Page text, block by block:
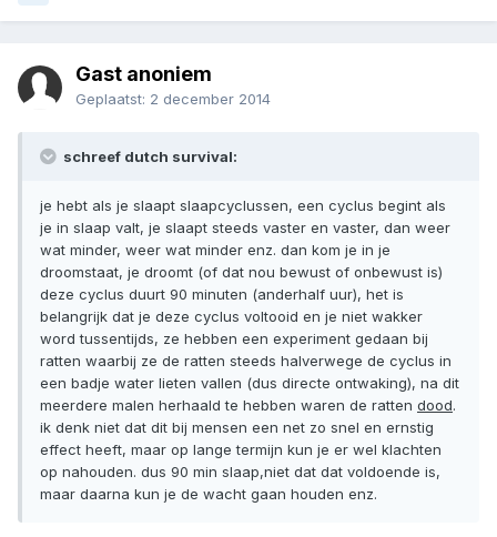
Gast anoniem
Geplaatst: 2 december 2014
schreef dutch survival:
je hebt als je slaapt slaapcyclussen, een cyclus begint als
je in slaap valt, je slaapt steeds vaster en vaster, dan weer
wat minder, weer wat minder enz. dan kom je in je
droomstaat, je droomt (of dat nou bewust of onbewust is)
deze cyclus duurt 90 minuten (anderhalf uur), het is
belangrijk dat je deze cyclus voltooid en je niet wakker
word tussentijds, ze hebben een experiment gedaan bij
ratten waarbij ze de ratten steeds halverwege de cyclus in
een badje water lieten vallen (dus directe ontwaking), na dit
meerdere malen herhaald te hebben waren de ratten dood.
ik denk niet dat dit bij mensen een net zo snel en ernstig
effect heeft, maar op lange termijn kun je er wel klachten
op nahouden. dus 90 min slaap,niet dat dat voldoende is,
maar daarna kun je de wacht gaan houden enz.